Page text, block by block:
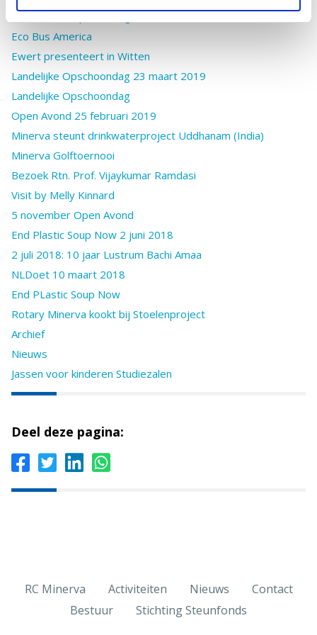
Eco Bus America
Ewert presenteert in Witten
Landelijke Opschoondag 23 maart 2019
Landelijke Opschoondag
Open Avond 25 februari 2019
Minerva steunt drinkwaterproject Uddhanam (India)
Minerva Golftoernooi
Bezoek Rtn. Prof. Vijaykumar Ramdasi
Visit by Melly Kinnard
5 november Open Avond
End Plastic Soup Now 2 juni 2018
2 juli 2018: 10 jaar Lustrum Bachi Amaa
NLDoet 10 maart 2018
End PLastic Soup Now
Rotary Minerva kookt bij Stoelenproject
Archief
Nieuws
Jassen voor kinderen Studiezalen
Deel deze pagina:
RC Minerva Activiteiten Nieuws
Contact
Bestuur
Stichting Steunfonds